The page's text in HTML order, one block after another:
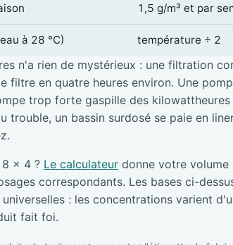
1,5 g/m³ et par
à 28 °C) température ÷ 2
n'a rien de mystérieux : une filtration
filtre en quatre heures environ. Une
trop forte gaspille des
trouble, un bassin surdosé se paie en
× 4 ? Le calculateur donne votre volume
correspondants. Les bases ci-
: les concentrations varient
fait foi.